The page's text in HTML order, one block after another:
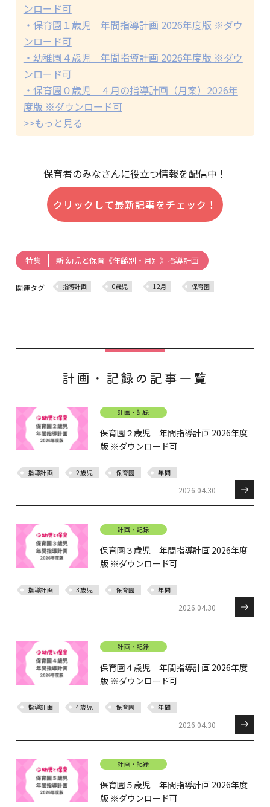
ンロード可
・保育園１歳児｜年間指導計画 2026年度版 ※ダウ
ンロード可
・幼稚園４歳児｜年間指導計画 2026年度版 ※ダウ
ンロード可
・保育園０歳児｜４月の指導計画（月案）2026年
度版 ※ダウンロード可
>>もっと見る
保育者のみなさんに役立つ情報を配信中！
クリックして最新記事をチェック！
特集 新 幼児と保育《年齢別・月別》指導計画
関連タグ 指導計画 0歳児 12月 保育園
計画・記録の記事一覧
計画・記録
保育園２歳児｜年間指導計画 2026年度
版 ※ダウンロード可
指導計画 2歳児 保育園 年間
2026.04.30
計画・記録
保育園３歳児｜年間指導計画 2026年度
版 ※ダウンロード可
指導計画 3歳児 保育園 年間
2026.04.30
計画・記録
保育園４歳児｜年間指導計画 2026年度
版 ※ダウンロード可
指導計画 4歳児 保育園 年間
2026.04.30
計画・記録
保育園５歳児｜年間指導計画 2026年度
版 ※ダウンロード可